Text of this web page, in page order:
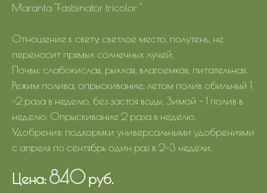
Maranta "Fastsinator tricolor "
Отношение к свету: светлое место, полутень, не
переносит прямых солнечных лучей.
Почвы: слабокислая, рыхлая, влагоемкая, питательная.
Режим полива, опрыскивание: летом полив обильный 1
-2 раза в неделю, без застоя воды. Зимой – 1 полив в
неделю. Опрыскивание 2 раза в неделю.
Удобрения: подкормки универсальными удобрениями
с апреля по сентябрь один раз в 2-3 недели.
Цена:840руб.